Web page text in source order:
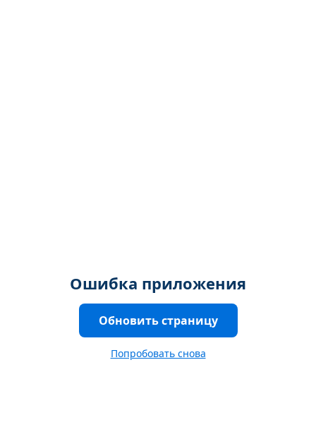
Ошибка приложения
Обновить страницу
Попробовать снова